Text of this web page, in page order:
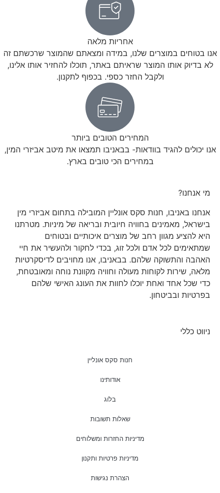
אחריות מלאה
אנו בטוחים במוצרים שלנו, במידה ומצאתם שהמוצר שרכשתם זה
לא בדיוק אותו המוצר שראיתם באתר, תוכלו להחזיר אותו אלינו,
ולקבל החזר כספי. בכפוף לתקנון.
המחירים הטובים ביותר
אנו יכולים להגיד בוודאות- בבאניבו תמצאו את מיטב אביזרי המין,
במחירים הכי טובים בארץ.
מי אנחנו?
אנחנו באניבו, חנות סקס אונליין המובילה בתחום אביזרי מין
בישראל, מאמינים בחוויה חיובית ובריאה של מיניות. מטרתנו
היא להציע מגוון רחב של מוצרים איכותיים ובטוחים
שמתאימים לכל אדם ולכל זוג, בכדי לחקור ולהעשיר את חיי
האהבה והתשוקה שלהם. בבאניבו, אנו מחויבים לדיסקרטיות
מלאה, שירות לקוחות מעולה וחוויה מקוונת נוחה ומאובטחת,
כדי שכל אחד ואחת יוכלו לחוות את העונג האישי שלהם
בפרטיות ובביטחון.
ניווט כללי
חנות סקס אונליין
אודותינו
בלוג
שאלות תשובות
מדיניות החזרות ומשלוחים
מדיניות פרטיות ותקנון
הצהרת נגישות